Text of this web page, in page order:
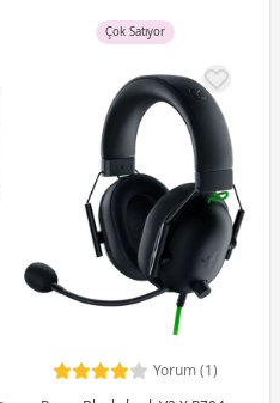
Çok Satıyor
Yorum (1)